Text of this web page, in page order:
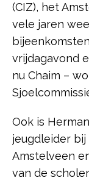
(CIZ), het
vele jaren
vrijdagavond
nu Chaim –
Ook is
jeugdleider
Amstelveen
van de